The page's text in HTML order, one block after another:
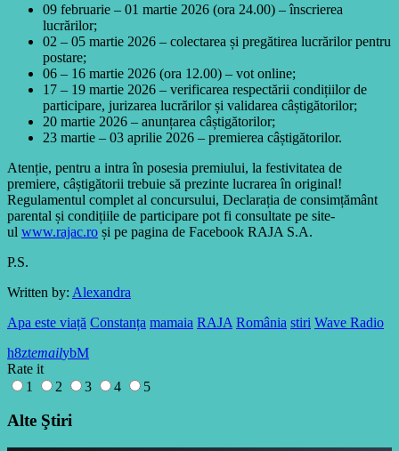
09 februarie – 01 martie 2026 (ora 24.00) – înscrierea
lucrărilor;
02 – 05 martie 2026 – colectarea și pregătirea lucrărilor pentru
postare;
06 – 16 martie 2026 (ora 12.00) – vot online;
17 – 19 martie 2026 – verificarea respectării condițiilor de
participare, jurizarea lucrărilor și validarea câștigătorilor;
20 martie 2026 – anunțarea câștigătorilor;
23 martie – 03 aprilie 2026 – premierea câștigătorilor.
Atenție, pentru a intra în posesia premiului, la festivitatea de
premiere, câștigătorii trebuie să prezinte lucrarea în original!
Regulamentul complet al concursului, Declarația de consimțământ
parental și condițiile de participare pot fi consultate pe site-
ul www.rajac.ro și pe pagina de Facebook RAJA S.A.
P.S.
Written by: Alexandra
Apa este viață Constanța mamaia RAJA România stiri Wave Radio
email
Rate it
1
2 3 4 5
Alte Ştiri